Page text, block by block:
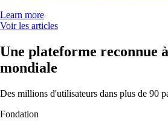
Learn more
Voir les articles
Une plateforme reconnue
mondiale
Des millions d'utilisateurs dans plus de 90
Fondation